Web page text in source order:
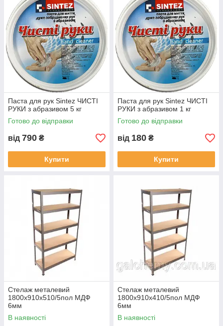
Паста для рук Sintez ЧИСТІ
РУКИ з абразивом 5 кг
Готово до відправки
від 790 ₴
Купити
Паста для рук Sintez ЧИСТІ
РУКИ з абразивом 1 кг
Готово до відправки
від 180 ₴
Купити
Стелаж металевий
1800х910х510/5пол МДФ
6мм
В наявності
Стелаж металевий
1800х910х410/5пол МДФ
6мм
В наявності